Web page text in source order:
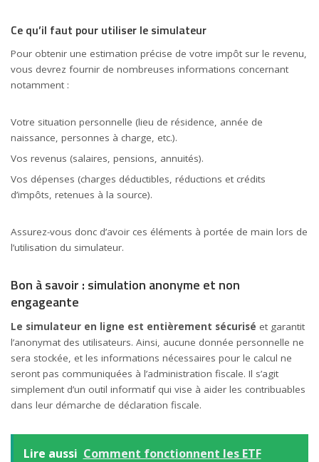
Ce qu’il faut pour utiliser le simulateur
Pour obtenir une estimation précise de votre impôt sur le revenu,
vous devrez fournir de nombreuses informations concernant
notamment :
Votre situation personnelle (lieu de résidence, année de
naissance, personnes à charge, etc.).
Vos revenus (salaires, pensions, annuités).
Vos dépenses (charges déductibles, réductions et crédits
d’impôts, retenues à la source).
Assurez-vous donc d’avoir ces éléments à portée de main lors de
l’utilisation du simulateur.
Bon à savoir : simulation anonyme et non
engageante
Le simulateur en ligne est entièrement sécurisé et garantit
l’anonymat des utilisateurs. Ainsi, aucune donnée personnelle ne
sera stockée, et les informations nécessaires pour le calcul ne
seront pas communiquées à l’administration fiscale. Il s’agit
simplement d’un outil informatif qui vise à aider les contribuables
dans leur démarche de déclaration fiscale.
Lire aussi Comment fonctionnent les ETF